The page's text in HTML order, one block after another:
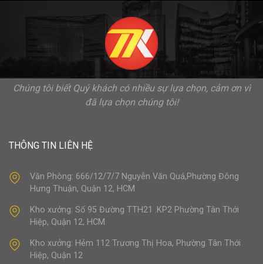
Chúng tôi biết Quý khách có nhiều sự lựa chọn, cảm ơn vì
đã lựa chọn chúng tôi!
THÔNG TIN LIÊN HỆ
Văn Phòng: 666/12/7/7 Nguyễn Văn Quá,Phường Đông
Hưng Thuận, Quận 12, HCM
Kho xưởng: Số 95 Đường TTH21 .KP2 Phường Tân Thới
Hiệp, Quận 12, HCM
Kho xưởng: Hẻm 112 Trương Thị Hoa, Phường Tân Thới
Hiệp, Quận 12